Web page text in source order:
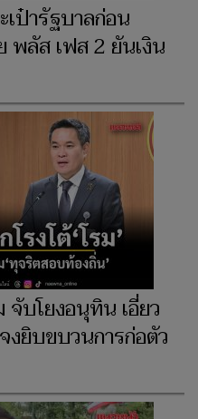
เป๋ารัฐบาลก่อน
พลัส เฟส 2 ยันเงิน
จับโยงอนุทิน เอี่ยว
ยิบขบวนการก่อตัว